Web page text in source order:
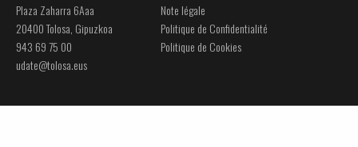
Plaza Zaharra 6Aaa
20400 Tolosa, Gipuzkoa
943 69 75 00
udate@tolosa.eus
Note légale
Politique de Confidentialité
Politique de Cookies